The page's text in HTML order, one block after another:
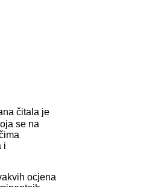
čitala je
se na
i
ocjena